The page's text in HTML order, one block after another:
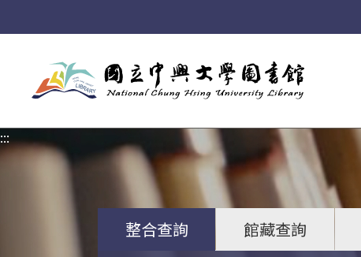
:::
整合查詢 館藏查詢